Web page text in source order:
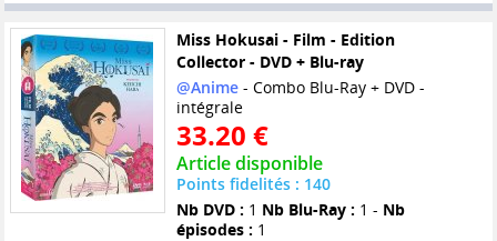
Miss Hokusai - Film - Edition
Collector - DVD + Blu-ray
@Anime- Combo Blu-Ray + DVD -
intégrale
33.20 €
Article disponible
Points fidelités : 140
Nb DVD : 1 Nb Blu-Ray : 1 - Nb
épisodes : 1